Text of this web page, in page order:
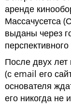
аренде
Массачусетса
выданы через
После двух
(с email его
основателя
его никогда не